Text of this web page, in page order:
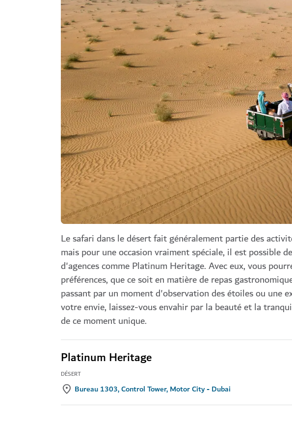
Le safari dans le désert fait généralement partie des
mais pour une occasion vraiment spéciale, il est possible
d'agences comme Platinum Heritage. Avec eux, vous
préférences, que ce soit en matière de repas
passant par un moment d'observation des étoiles ou une
votre envie, laissez-vous envahir par la beauté et la
de ce moment unique.
Platinum Heritage
DÉSERT
Bureau 1303, Control Tower, Motor City - Dubai